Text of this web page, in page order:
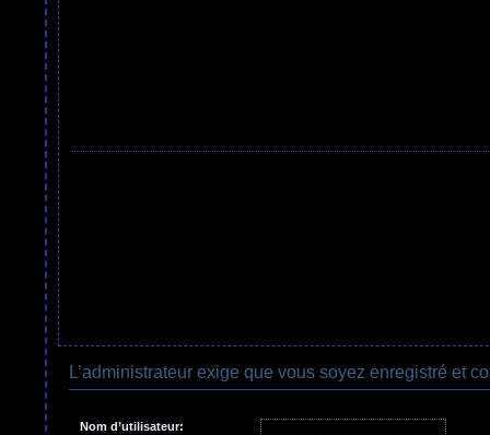
L’administrateur exige que vous soyez enregistré et
Nom d’utilisateur: